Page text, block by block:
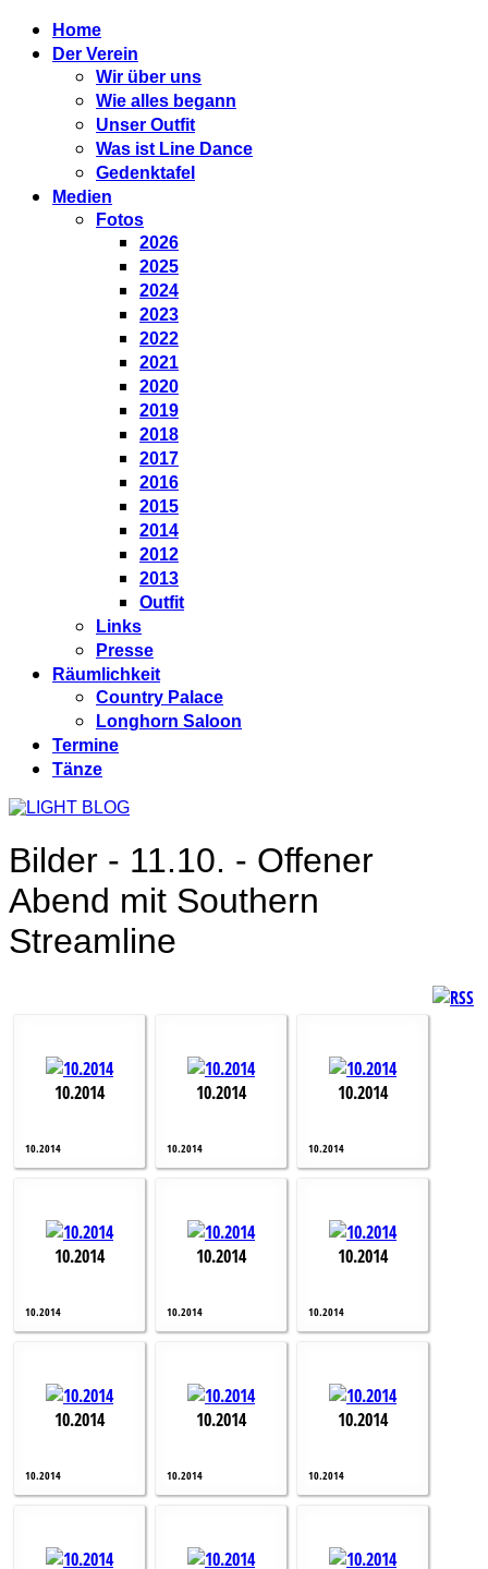
Home
Der Verein
Wir über uns
Wie alles begann
Unser Outfit
Was ist Line Dance
Gedenktafel
Medien
Fotos
2026
2025
2024
2023
2022
2021
2020
2019
2018
2017
2016
2015
2014
2012
2013
Outfit
Links
Presse
Räumlichkeit
Country Palace
Longhorn Saloon
Termine
Tänze
Bilder - 11.10. - Offener
Abend mit Southern
Streamline
10.2014
10.2014
10.2014
10.2014
10.2014
10.2014
10.2014
10.2014
10.2014
10.2014
10.2014
10.2014
10.2014
10.2014
10.2014
10.2014
10.2014
10.2014